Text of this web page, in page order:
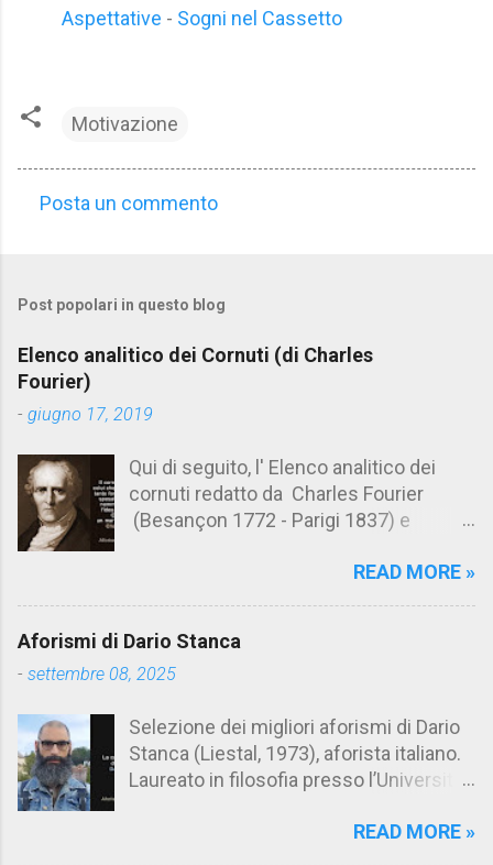
Aspettative - Sogni nel Cassetto
Motivazione
m
e
n
t
Posta un commento
Post popolari in questo blog
Elenco analitico dei Cornuti (di Charles
Fourier)
- giugno 17, 2019
Qui di seguito, l' Elenco analitico dei
cornuti redatto da Charles Fourier
(Besançon 1772 - Parigi 1837) e
Aforismario trovi anche una raccolta di
cornuto pretenzioso: colui che ritiene
sua moglie tanto fortunata, per averlo
ammettere l'idea del tradimento. Ciò lo
rende un marito assai comodo.
(Charles Fourier) Elenco analitico dei
ca. 1808 (postumo 1856) Traduzione
READ MORE »
Aforismi di Dario Stanca
- settembre 08, 2025
Selezione dei migliori aforismi di Dario
Stanca (Liestal, 1973), aforista italiano.
Laureato in filosofia presso l’Università
volume Anacleto Verrecchia, Meglio un
READ MORE »